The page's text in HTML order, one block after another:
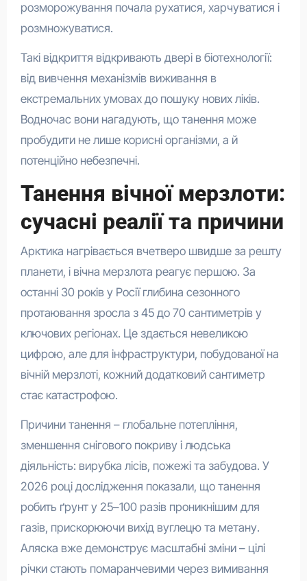
розморожування почала рухатися, харчуватися і
розмножуватися.
Такі відкриття відкривають двері в біотехнології:
від вивчення механізмів виживання в
екстремальних умовах до пошуку нових ліків.
Водночас вони нагадують, що танення може
пробудити не лише корисні організми, а й
потенційно небезпечні.
Танення вічної мерзлоти:
сучасні реалії та причини
Арктика нагрівається вчетверо швидше за решту
планети, і вічна мерзлота реагує першою. За
останні 30 років у Росії глибина сезонного
протаювання зросла з 45 до 70 сантиметрів у
ключових регіонах. Це здається невеликою
цифрою, але для інфраструктури, побудованої на
вічній мерзлоті, кожний додатковий сантиметр
стає катастрофою.
Причини танення – глобальне потепління,
зменшення снігового покриву і людська
діяльність: вирубка лісів, пожежі та забудова. У
2026 році дослідження показали, що танення
робить ґрунт у 25–100 разів проникнішим для
газів, прискорюючи вихід вуглецю та метану.
Аляска вже демонструє масштабні зміни – цілі
річки стають помаранчевими через вимивання